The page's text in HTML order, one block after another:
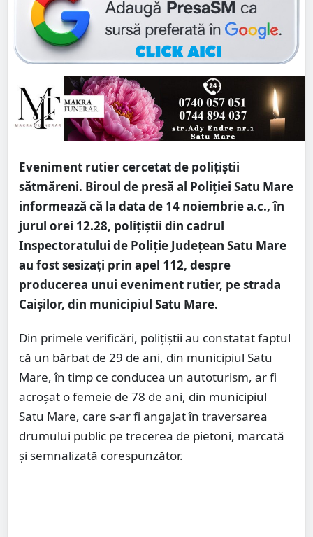
Eveniment rutier cercetat de polițiștii
sătmăreni. Biroul de presă al Poliției Satu Mare
informează că la data de 14 noiembrie a.c., în
jurul orei 12.28, polițiştii din cadrul
Inspectoratului de Poliție Județean Satu Mare
au fost sesizați prin apel 112, despre
producerea unui eveniment rutier, pe strada
Caișilor, din municipiul Satu Mare.
Din primele verificări, polițiştii au constatat faptul
că un bărbat de 29 de ani, din municipiul Satu
Mare, în timp ce conducea un autoturism, ar fi
acroșat o femeie de 78 de ani, din municipiul
Satu Mare, care s-ar fi angajat în traversarea
drumului public pe trecerea de pietoni, marcată
și semnalizată corespunzător.